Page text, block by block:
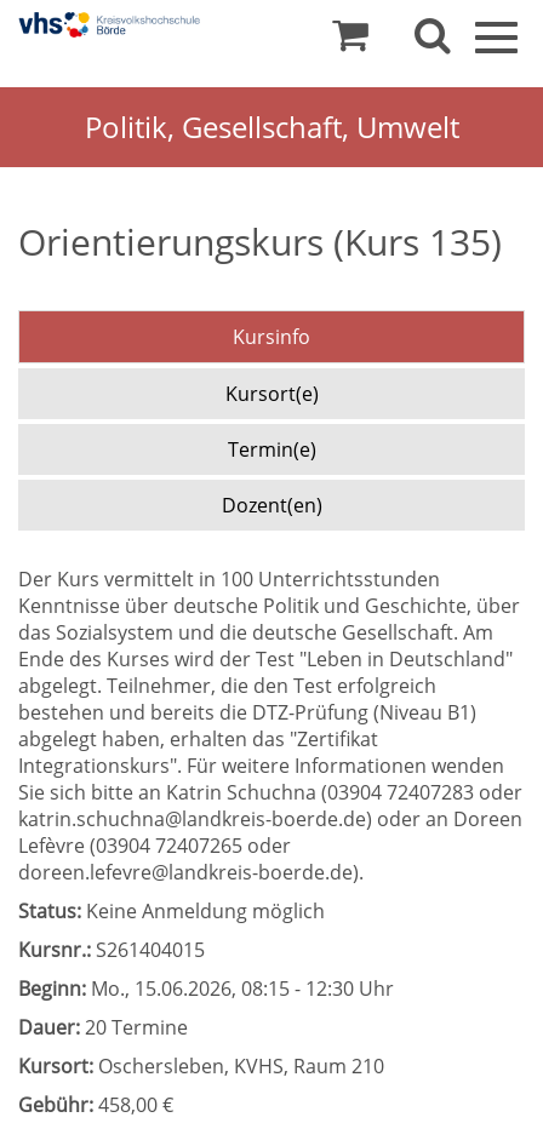
Politik, Gesellschaft, Umwelt
Orientierungskurs (Kurs 135)
Kursinfo
Kursort(e)
Termin(e)
Dozent(en)
Der Kurs vermittelt in 100 Unterrichtsstunden
Kenntnisse über deutsche Politik und Geschichte, über
das Sozialsystem und die deutsche Gesellschaft. Am
Ende des Kurses wird der Test "Leben in Deutschland"
abgelegt. Teilnehmer, die den Test erfolgreich
bestehen und bereits die DTZ-Prüfung (Niveau B1)
abgelegt haben, erhalten das "Zertifikat
Integrationskurs". Für weitere Informationen wenden
Sie sich bitte an Katrin Schuchna (03904 72407283 oder
katrin.schuchna@landkreis-boerde.de) oder an Doreen
Lefèvre (03904 72407265 oder
doreen.lefevre@landkreis-boerde.de).
Status: Keine Anmeldung möglich
Kursnr.:S261404015
Beginn: Mo., 15.06.2026, 08:15 - 12:30 Uhr
Dauer:20 Termine
Kursort: Oschersleben, KVHS, Raum 210
Gebühr:458,00 €